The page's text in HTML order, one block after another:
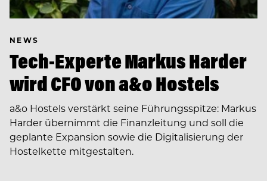
NEWS
Tech-Experte Markus Harder
wird CFO von a&o Hostels
a&o Hostels verstärkt seine Führungsspitze: Markus
Harder übernimmt die Finanzleitung und soll die
geplante Expansion sowie die Digitalisierung der
Hostelkette mitgestalten.